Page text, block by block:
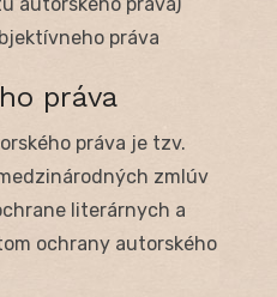
práva
práva
práva je tzv.
zmlúv
literárnych a
ochrany autorského